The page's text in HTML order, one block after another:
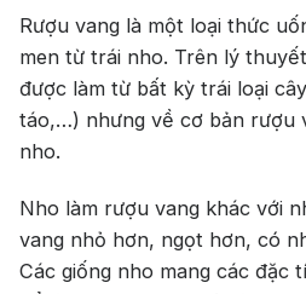
Rượu vang là một loại thức
men từ trái nho. Trên lý
được làm từ bất kỳ trái loại
táo,…) nhưng về cơ bản rượu
nho.
Nho làm rượu vang khác với
vang nhỏ hơn, ngọt hơn, có
Các giống nho mang các đặc